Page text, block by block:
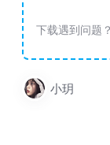
下载遇到问题
小玥